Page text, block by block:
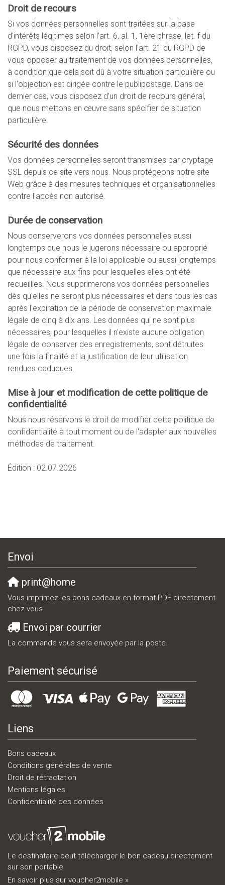
Droit de recours
Si vos données personnelles sont traitées sur la base
d'intérêts légitimes selon l'art. 6, al. 1, 1ère phrase, let. f du
RGPD, vous disposez du droit, selon l'art. 21 du RGPD de
vous opposer au traitement de vos données personnelles,
à condition que cela soit dû à votre situation particulière ou
si l'objection est dirigée contre le publipostage. Dans ce
dernier cas, vous disposez d'un droit de recours général,
que nous mettons en œuvre sans spécifier de situation
particulière.
Sécurité des données
Vos données personnelles seront transmises par cryptage
SSL depuis ce site vers nous. Nous protégeons notre site
Web grâce à des mesures techniques et organisationnelles
contre l'accès non autorisé.
Durée de conservation
Nous conserverons vos données personnelles aussi
longtemps que nous le jugerons nécessaire ou approprié
pour nous conformer à la loi applicable ou aussi longtemps
que nécessaire aux fins pour lesquelles elles ont été
recueillies. Nous supprimerons vos données personnelles
dès qu'elles ne seront plus nécessaires et dans tous les cas
après l'expiration de la période de conservation maximale
légale de cinq à dix ans. Les données qui ne sont plus
nécessaires, pour lesquelles il n'existe aucune obligation
légale de conserver des enregistrements, sont détruites
une fois la finalité et la justification de leur utilisation
rendues caduques.
Mise à jour et modification de cette politique de
confidentialité
Nous nous réservons le droit de modifier cette politique de
confidentialité à tout moment ou de l'adapter aux nouvelles
méthodes de traitement.
Édition : 02.07.2026
Envoi
print@home
Vous imprimez les bons cadeaux en format PDF directement
chez vous.
Envoi par courrier
La commande vous sera envoyée par la poste.
Paiement sécurisé
Liens
Bons cadeaux
Conditions générales de vente
Droit de rétractation
Mentions légales
Confidentialité des données
Le destinataire peut télécharger le bon cadeau directement
sur son portable.
En savoir plus sur voucher2mobile »